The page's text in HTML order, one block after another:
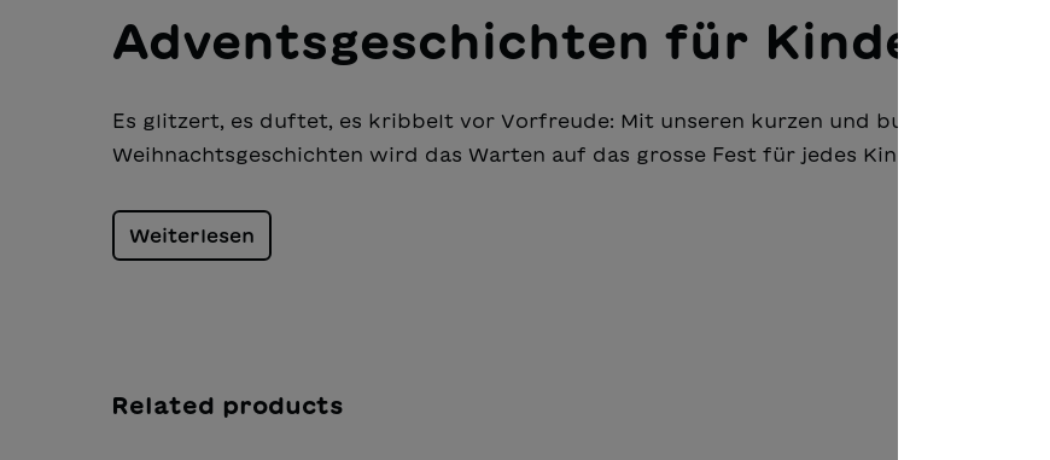
Adventsgeschichten für Kinder
Es glitzert, es duftet, es kribbelt vor Vorfreude: Mit unseren kurzen und bunt illustrierten
Weihnachtsgeschichten wird das Warten auf das grosse Fest für jedes Kind zum Erlebnis.
Weiterlesen
Related products